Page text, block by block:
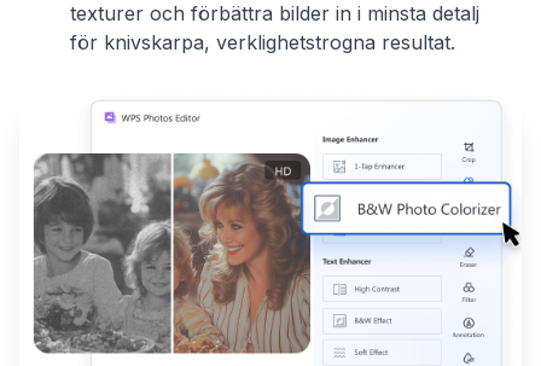
texturer och förbättra bilder in i minsta detalj
för knivskarpa, verklighetstrogna resultat.